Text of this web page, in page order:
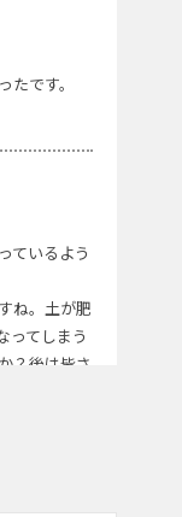
です。
ているよう
ね。土が肥
ってしまう
？後は皆さ